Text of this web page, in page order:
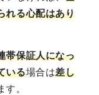
れる心配はあり
帯保証人になっ
いる場合は差し
。